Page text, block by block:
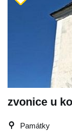
zvonice u
Památky